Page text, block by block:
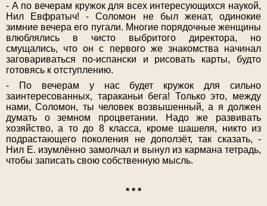
- А по вечерам кружок для всех интересующихся наукой,
Нил Евфратыч! - Соломон не был женат, одинокие
зимние вечера его пугали. Многие порядочные женщины
влюблялись в чисто выбритого директора, но
смущались, что он с первого же знакомства начинал
заговариваться по-испански и рисовать карты, будто
готовясь к отступлению.
- По вечерам у нас будет кружок для сильно
заинтересованных, тараканьи бега! Только это, между
нами, Соломон, ты человек возвышенный, а я должен
думать о земном процветании. Надо же развивать
хозяйство, а то до 8 класса, кроме шашеля, никто из
подрастающего поколения не доползёт, так сказать, -
Нил Е. изумлённо замолчал и вынул из кармана тетрадь,
чтобы записать свою собственную мысль.
* * *